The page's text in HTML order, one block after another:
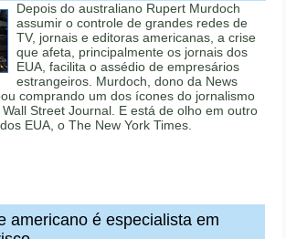
Depois do australiano Rupert Murdoch
assumir o controle de grandes redes de
TV, jornais e editoras americanas, a crise
que afeta, principalmente os jornais dos
EUA, facilita o assédio de empresários
estrangeiros. Murdoch, dono da News
comprando um dos ícones do jornalismo
Street Journal. E está de olho em outro
EUA, o The New York Times.
americano é especialista em